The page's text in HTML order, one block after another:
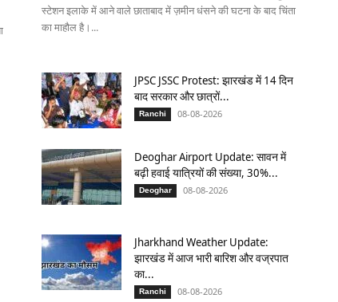
स्टेशन इलाके में आने वाले छाताबाद में ज़मीन धंसने की घटना के बाद चिंता
का माहौल है।...
JPSC JSSC Protest: झारखंड में 14 दिन
बाद सरकार और छात्रों...
Ranchi 08-08-2026
Deoghar Airport Update: सावन में
बढ़ी हवाई यात्रियों की संख्या, 30%...
Deoghar 08-08-2026
Jharkhand Weather Update:
झारखंड में आज भारी बारिश और वज्रपात
का...
Ranchi 08-08-2026